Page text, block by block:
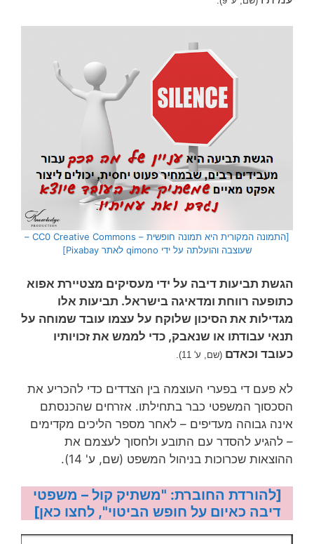
[התמונה המקורית היא תמונה חופשית – CC0 Creative Commons –
שעוצבה והועלתה על ידי qimono לאתר Pixabay]
הגשת תביעות דיבה על ידי מעסיקים מצטיירת אפוא
כתופעה רווחת ומדאיגה בישראל. תביעות אלו
מגדילות את הסיכון שלוקח על עצמו עובד שמוחה על
תנאי עבודתו או שנאבק, כדי לממש את זכויותיו
כעובד וכאדם (שם, ע' 11).
לא פעם די בפערי העוצמה בין הצדדים כדי להכריע את
הסכסוך המשפטי כבר בתחילתו. אזרחים שהכנסתם
אינה גבוהה מעדיפים – לאחר מספר הליכים מקדימים
– להגיע להסדר עם התובע ולחסוך לעצמם את
ההוצאות שכרוכות בניהול המשפט (שם, ע' 14).
[להורדת החוברת: "משתיק קול – משפטי
דיבה כאיום על חופש הביטוי", לחצו כאן]